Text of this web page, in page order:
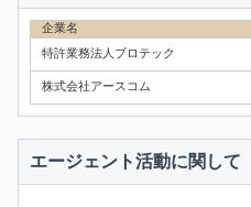
企業名
特許業務法人プロテック
株式会社アースコム
エージェント活動に関して